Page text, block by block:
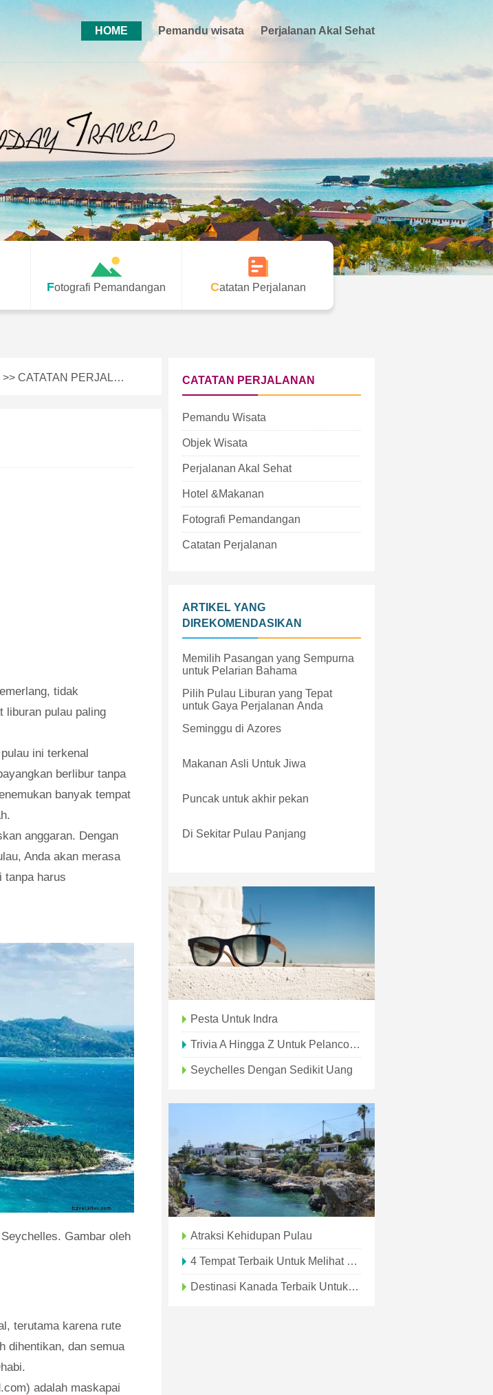
HOME Pemandu wisata Perjalanan Akal Sehat
Fotografi Pemandangan Catatan Perjalanan
CATATAN PERJALANAN
tidak
liburan pulau paling
ini terkenal
berlibur tanpa
banyak tempat
anggaran. Dengan
Anda akan merasa
tanpa harus
Gambar oleh
terutama karena rute
dihentikan, dan semua
adalah maskapai
CATATAN PERJALANAN
Pemandu Wisata
Objek Wisata
Perjalanan Akal Sehat
Hotel &Makanan
Fotografi Pemandangan
Catatan Perjalanan
ARTIKEL YANG
DIREKOMENDASIKAN
Memilih Pasangan yang Sempurna
untuk Pelarian Bahama
Pilih Pulau Liburan yang Tepat
untuk Gaya Perjalanan Anda
Seminggu di Azores
Makanan Asli Untuk Jiwa
Puncak untuk akhir pekan
Di Sekitar Pulau Panjang
Pesta Untuk Indra
Trivia A Hingga Z Untuk Pelancong
Seychelles Dengan Sedikit Uang
Atraksi Kehidupan Pulau
4 Tempat Terbaik Untuk Melihat Bintang Di Golden Isles
Destinasi Kanada Terbaik Untuk Pelancong Solo